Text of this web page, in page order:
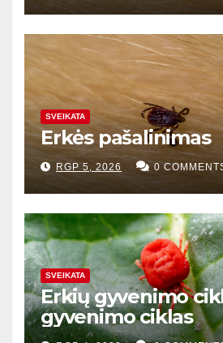
SVEIKATA
Erkės pašalinimas
RGP 5, 2026 0
SVEIKATA
Erkių gyvenimo
gyvenimo ciklas